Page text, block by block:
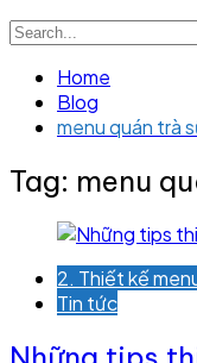
Home
Blog
menu quán trà
Tag: menu
2. Thiết kế
Tin tức